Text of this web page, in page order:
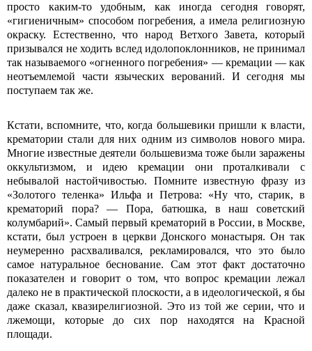
просто каким-то удобным, как иногда сегодня говорят,
«гигиеничным» способом погребения, а имела религиозную
окраску. Естественно, что народ Ветхого Завета, который
призывался не ходить вслед идолопоклонников, не принимал
так называемого «огненного погребения» — кремации — как
неотъемлемой части языческих верований. И сегодня мы
поступаем так же.
Кстати, вспомните, что, когда большевики пришли к власти,
крематории стали для них одним из символов нового мира.
Многие известные деятели большевизма тоже были заражены
оккультизмом, и идею кремации они проталкивали с
небывалой настойчивостью. Помните известную фразу из
«Золотого теленка» Ильфа и Петрова: «Ну что, старик, в
крематорий пора? — Пора, батюшка, в наш советский
колумбарий». Самый первый крематорий в России, в Москве,
кстати, был устроен в церкви Донского монастыря. Он так
неумеренно расхваливался, рекламировался, что это было
самое натуральное беснование. Сам этот факт достаточно
показателен и говорит о том, что вопрос кремации лежал
далеко не в практической плоскости, а в идеологической, я бы
даже сказал, квазирелигиозной. Это из той же серии, что и
лжемощи, которые до сих пор находятся на Красной
площади.